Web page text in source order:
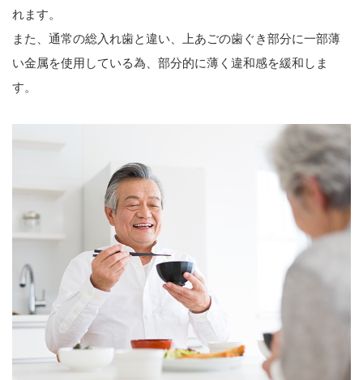
れます。
また、通常の総入れ歯と違い、上あごの歯ぐき部分に一部薄
い金属を使用している為、部分的に薄く違和感を緩和しま
す。